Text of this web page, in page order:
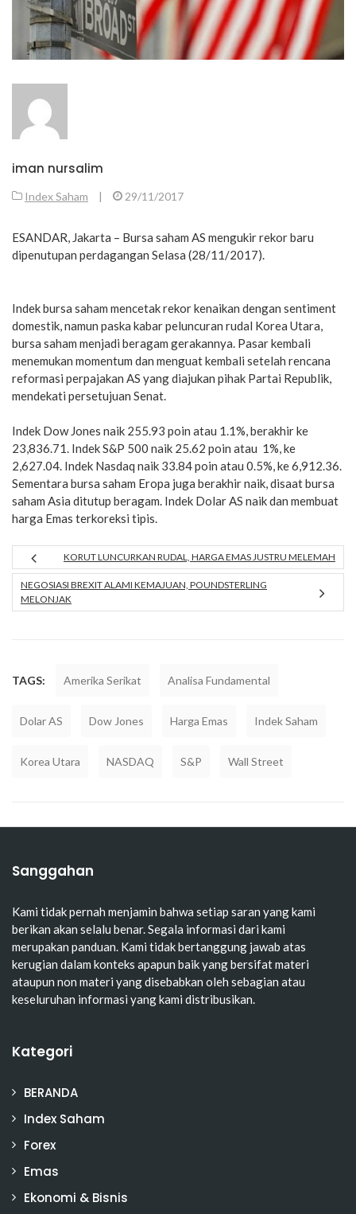
iman nursalim
Index Saham | 29/11/2017
ESANDAR, Jakarta – Bursa saham AS mengukir rekor baru
dipenutupan perdagangan Selasa (28/11/2017).
Indek bursa saham mencetak rekor kenaikan dengan sentiment
domestik, namun paska kabar peluncuran rudal Korea Utara,
bursa saham menjadi beragam gerakannya. Pasar kembali
menemukan momentum dan menguat kembali setelah rencana
reformasi perpajakan AS yang diajukan pihak Partai Republik,
mendekati persetujuan Senat.
Indek Dow Jones naik 255.93 poin atau 1.1%, berakhir ke
23,836.71. Indek S&P 500 naik 25.62 poin atau 1%, ke
2,627.04. Indek Nasdaq naik 33.84 poin atau 0.5%, ke 6,912.36.
Sementara bursa saham Eropa juga berakhir naik, disaat bursa
saham Asia ditutup beragam. Indek Dolar AS naik dan membuat
harga Emas terkoreksi tipis.
KORUT LUNCURKAN RUDAL, HARGA EMAS JUSTRU MELEMAH
NEGOSIASI BREXIT ALAMI KEMAJUAN, POUNDSTERLING
MELONJAK
TAGS: Amerika Serikat Analisa Fundamental
Dolar AS Dow Jones Harga Emas Indek Saham
Korea Utara NASDAQ S&P Wall Street
Sanggahan
Kami tidak pernah menjamin bahwa setiap saran yang kami
berikan akan selalu benar. Segala informasi dari kami
merupakan panduan. Kami tidak bertanggung jawab atas
kerugian dalam konteks apapun baik yang bersifat materi
ataupun non materi yang disebabkan oleh sebagian atau
keseluruhan informasi yang kami distribusikan.
Kategori
BERANDA
Index Saham
Forex
Emas
Ekonomi & Bisnis